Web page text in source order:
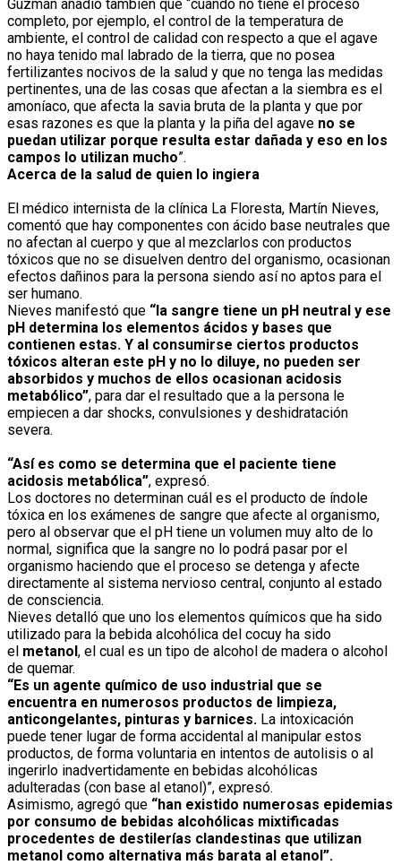
Guzmán añadió también que “cuando no tiene el proceso
completo, por ejemplo, el control de la temperatura de
ambiente, el control de calidad con respecto a que el agave
no haya tenido mal labrado de la tierra, que no posea
fertilizantes nocivos de la salud y que no tenga las medidas
pertinentes, una de las cosas que afectan a la siembra es el
amoníaco, que afecta la savia bruta de la planta y que por
esas razones es que la planta y la piña del agave no se
puedan utilizar porque resulta estar dañada y eso en los
campos lo utilizan mucho”.
Acerca de la salud de quien lo ingiera
El médico internista de la clínica La Floresta, Martín Nieves,
comentó que hay componentes con ácido base neutrales que
no afectan al cuerpo y que al mezclarlos con productos
tóxicos que no se disuelven dentro del organismo, ocasionan
efectos dañinos para la persona siendo así no aptos para el
ser humano.
Nieves manifestó que “la sangre tiene un pH neutral y ese
pH determina los elementos ácidos y bases que
contienen estas. Y al consumirse ciertos productos
tóxicos alteran este pH y no lo diluye, no pueden ser
absorbidos y muchos de ellos ocasionan acidosis
metabólico”, para dar el resultado que a la persona le
empiecen a dar shocks, convulsiones y deshidratación
severa.
“Así es como se determina que el paciente tiene
acidosis metabólica”, expresó.
Los doctores no determinan cuál es el producto de índole
tóxica en los exámenes de sangre que afecte al organismo,
pero al observar que el pH tiene un volumen muy alto de lo
normal, significa que la sangre no lo podrá pasar por el
organismo haciendo que el proceso se detenga y afecte
directamente al sistema nervioso central, conjunto al estado
de consciencia.
Nieves detalló que uno los elementos químicos que ha sido
utilizado para la bebida alcohólica del cocuy ha sido
el metanol, el cual es un tipo de alcohol de madera o alcohol
de quemar.
“Es un agente químico de uso industrial que se
encuentra en numerosos productos de limpieza,
anticongelantes, pinturas y barnices. La intoxicación
puede tener lugar de forma accidental al manipular estos
productos, de forma voluntaria en intentos de autolisis o al
ingerirlo inadvertidamente en bebidas alcohólicas
adulteradas (con base al etanol)”, expresó.
Asimismo, agregó que “han existido numerosas epidemias
por consumo de bebidas alcohólicas mixtificadas
procedentes de destilerías clandestinas que utilizan
metanol como alternativa más barata al etanol”.